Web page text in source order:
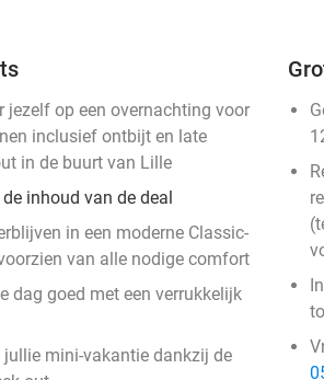
jezelf op een overnachting voor
inclusief ontbijt en late
in de buurt van Lille
de inhoud van de deal
in een moderne Classic-
van alle nodige comfort
dag goed met een verrukkelijk
jullie mini-vakantie dankzij de